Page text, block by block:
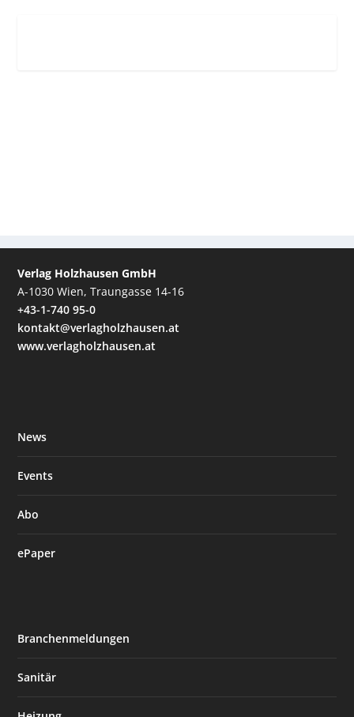
Verlag Holzhausen GmbH
A-1030 Wien, Traungasse 14-16
+43-1-740 95-0
kontakt@verlagholzhausen.at
www.verlagholzhausen.at
News
Events
Abo
ePaper
Branchenmeldungen
Sanitär